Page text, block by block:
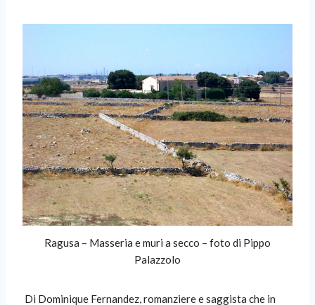
Ragusa – Masseria e muri a secco – foto di Pippo
Palazzolo
Di Dominique Fernandez, romanziere e saggista che in